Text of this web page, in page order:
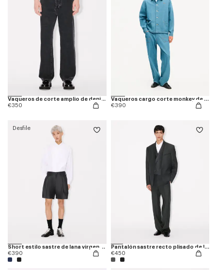
Vaqueros de corte amplio de denim japonés Botan
€350
Vaqueros cargo corte monkey de denim japonés
€390
Desfile
Short estilo sastre de lana virgen y seda
€390
Pantalón sastre recto plisado de lana virgen
€450